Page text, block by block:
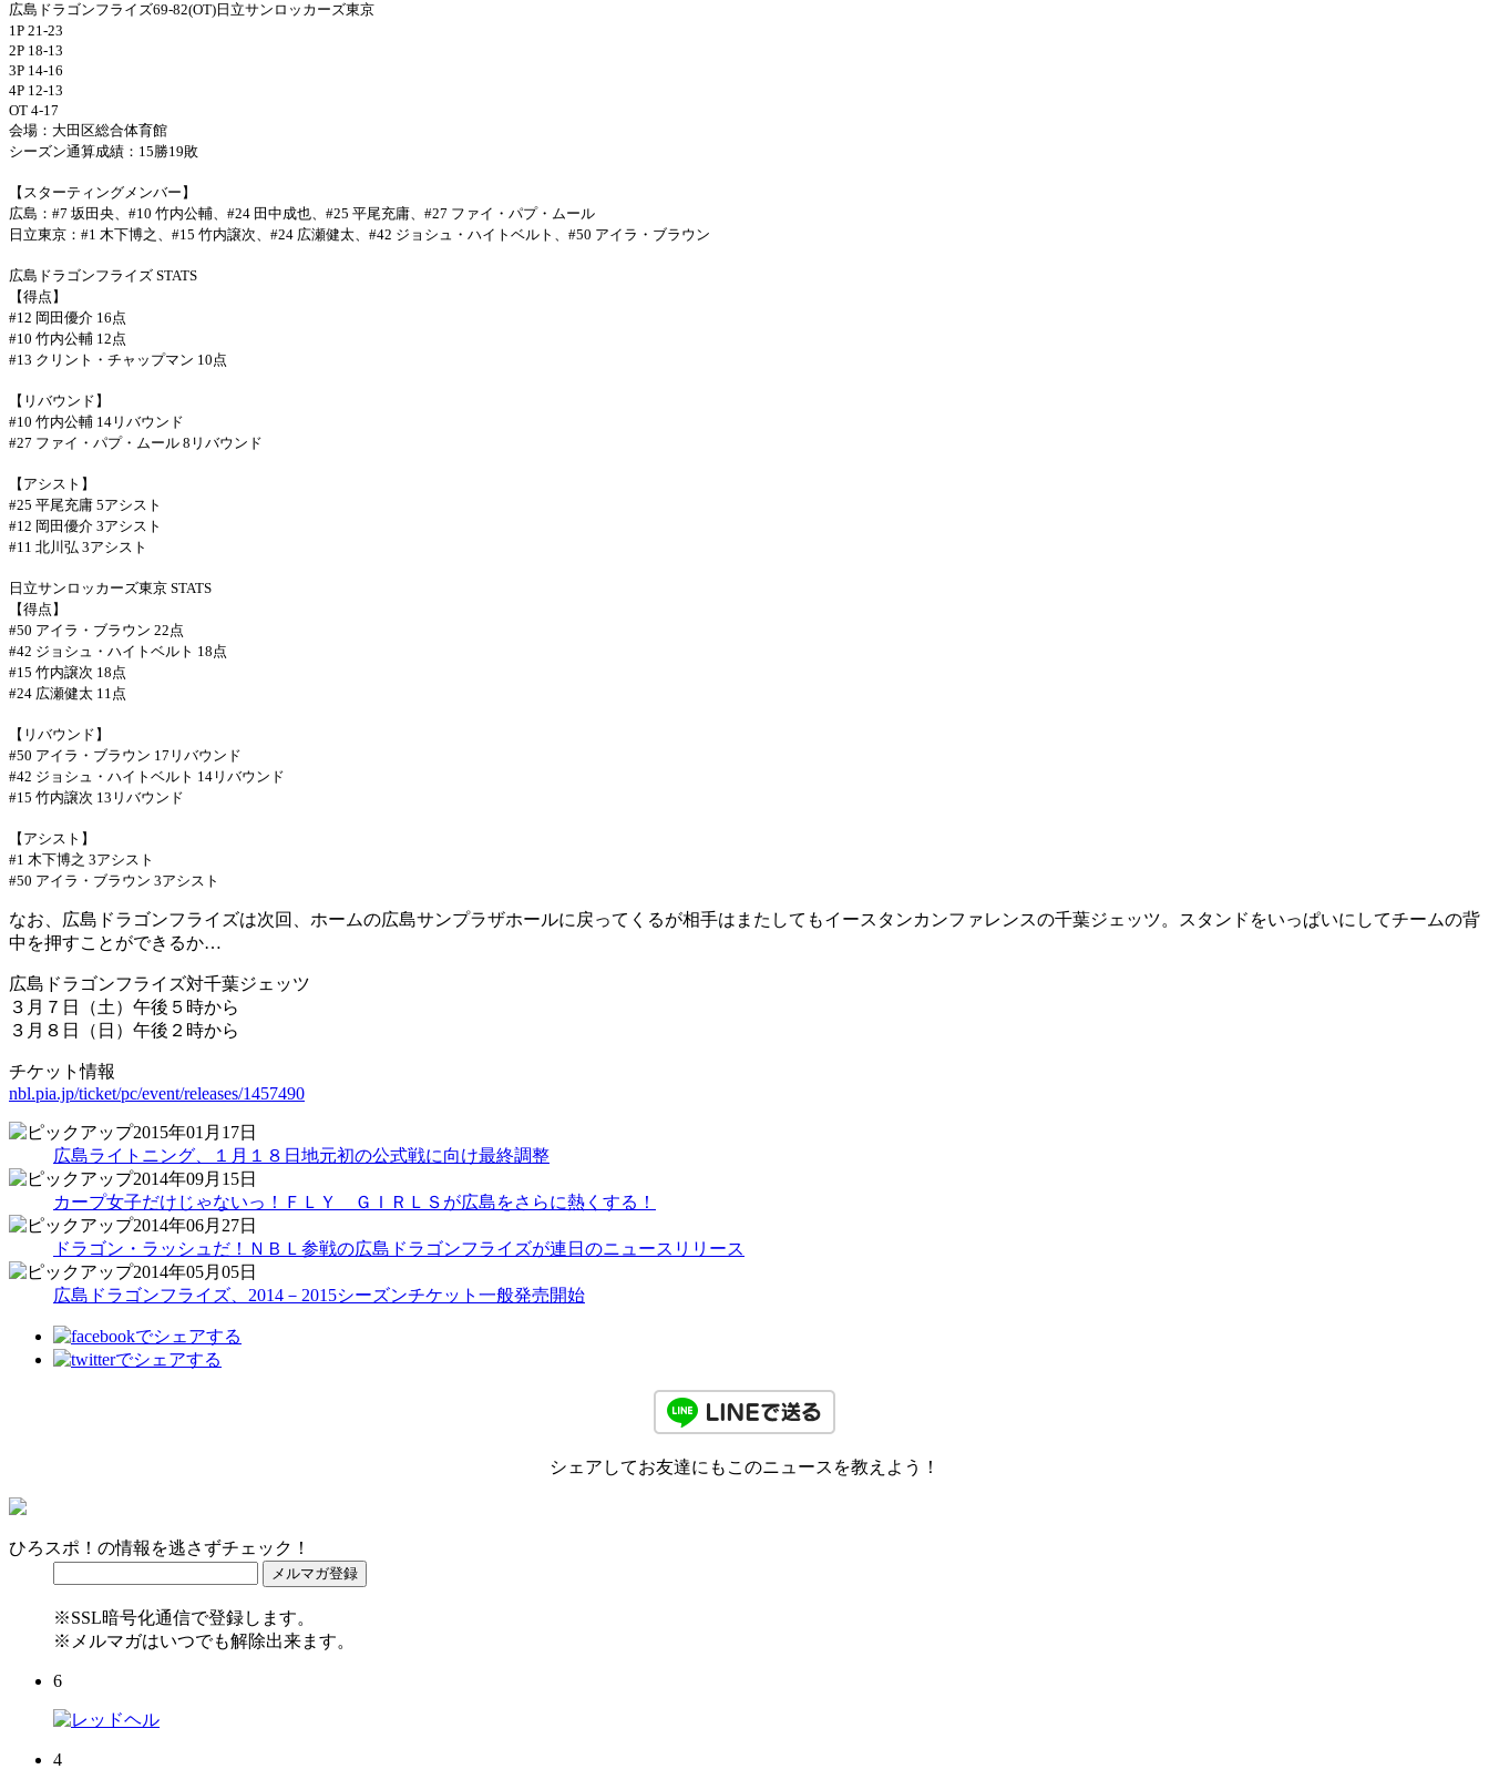
広島ドラゴンフライズ69-82(OT) 日立サンロッカーズ東京
1P 21-23
2P 18-13
3P 14-16
4P 12-13
OT 4-17
会場：大田区総合体育館
シーズン通算成績： 15 勝19敗
【スターティングメンバー】
広島： #7 坂田央、 #10 竹内公輔、 #24 田中成也、 #25 平尾充庸、 #27 ファイ・パプ・ムール
日立東京： #1 木下博之、 #15 竹内譲次、 #24 広瀬健太、 #42 ジョシュ・ハイトベルト、 #50 アイラ・ブラウン
広島ドラゴンフライズ STATS
【得点】
#12 岡田優介 16 点
#10 竹内公輔 12 点
#13 クリント・チャップマン 10 点
【リバウンド】
#10 竹内公輔 14 リバウンド
#27 ファイ・パプ・ムール 8 リバウンド
【アシスト】
#25 平尾充庸 5アシスト
#12 岡田優介 3アシスト
#11 北川弘 3アシスト
日立サンロッカーズ東京 STATS
【得点】
#50 アイラ・ブラウン 22 点
#42 ジョシュ・ハイトベルト 18 点
#15 竹内譲次 18 点
#24 広瀬健太 11 点
【リバウンド】
#50 アイラ・ブラウン 17 リバウンド
#42 ジョシュ・ハイトベルト 14 リバウンド
#15 竹内譲次 13 リバウンド
【アシスト】
#1 木下博之 3アシスト
#50 アイラ・ブラウン 3アシスト
なお、広島ドラゴンフライズは次回、ホームの広島サンプラザホールに戻ってくるが相手はまたしてもイースタンカンファレンスの千葉ジェッツ。スタンドをいっぱいにしてチームの背
中を押すことができるか…
広島ドラゴンフライズ対千葉ジェッツ
３月７日（土）午後５時から
３月８日（日）午後２時から
チケット情報
nbl.pia.jp/ticket/pc/event/releases/1457490
2015年01月17日
広島ライトニング、１月１８日地元初の公式戦に向け最終調整
2014年09月15日
カープ女子だけじゃないっ！ＦＬＹ ＧＩＲＬＳが広島をさらに熱くする！
2014年06月27日
ドラゴン・ラッシュだ！ＮＢＬ参戦の広島ドラゴンフライズが連日のニュースリリース
2014年05月05日
広島ドラゴンフライズ、2014－2015シーズンチケット一般発売開始
シェアしてお友達にもこのニュースを教えよう！
ひろスポ！の情報を逃さずチェック！
※SSL暗号化通信で登録します。
※メルマガはいつでも解除出来ます。
6
4